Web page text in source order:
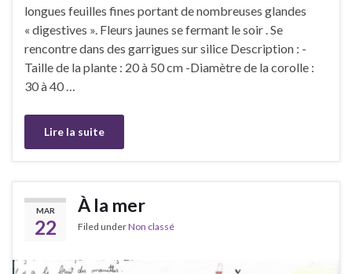
longues feuilles fines portant de nombreuses glandes
« digestives ». Fleurs jaunes se fermant le soir . Se
rencontre dans des garrigues sur silice Description : -
Taille de la plante : 20 à 50 cm -Diamètre de la corolle :
30 à 40 …
Lire la suite
MAR
22
À la mer
Filed underNon classé